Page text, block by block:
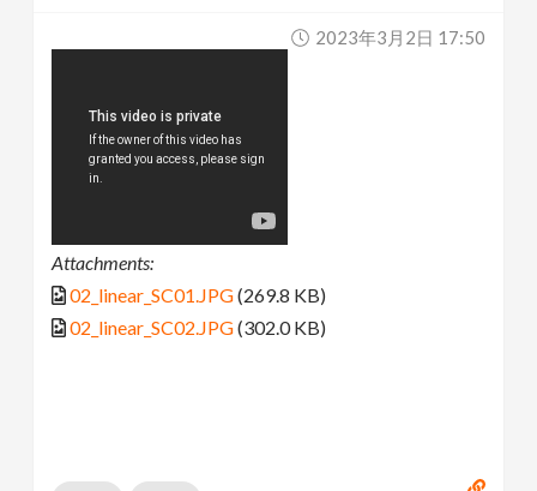
2023年3月2日 17:50
Attachments:
02_linear_SC01.JPG(269.8 KB)
02_linear_SC02.JPG(302.0 KB)